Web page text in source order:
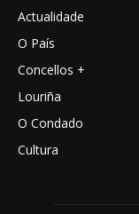
Actualidade
O País
Concellos +
Louriña
O Condado
Cultura